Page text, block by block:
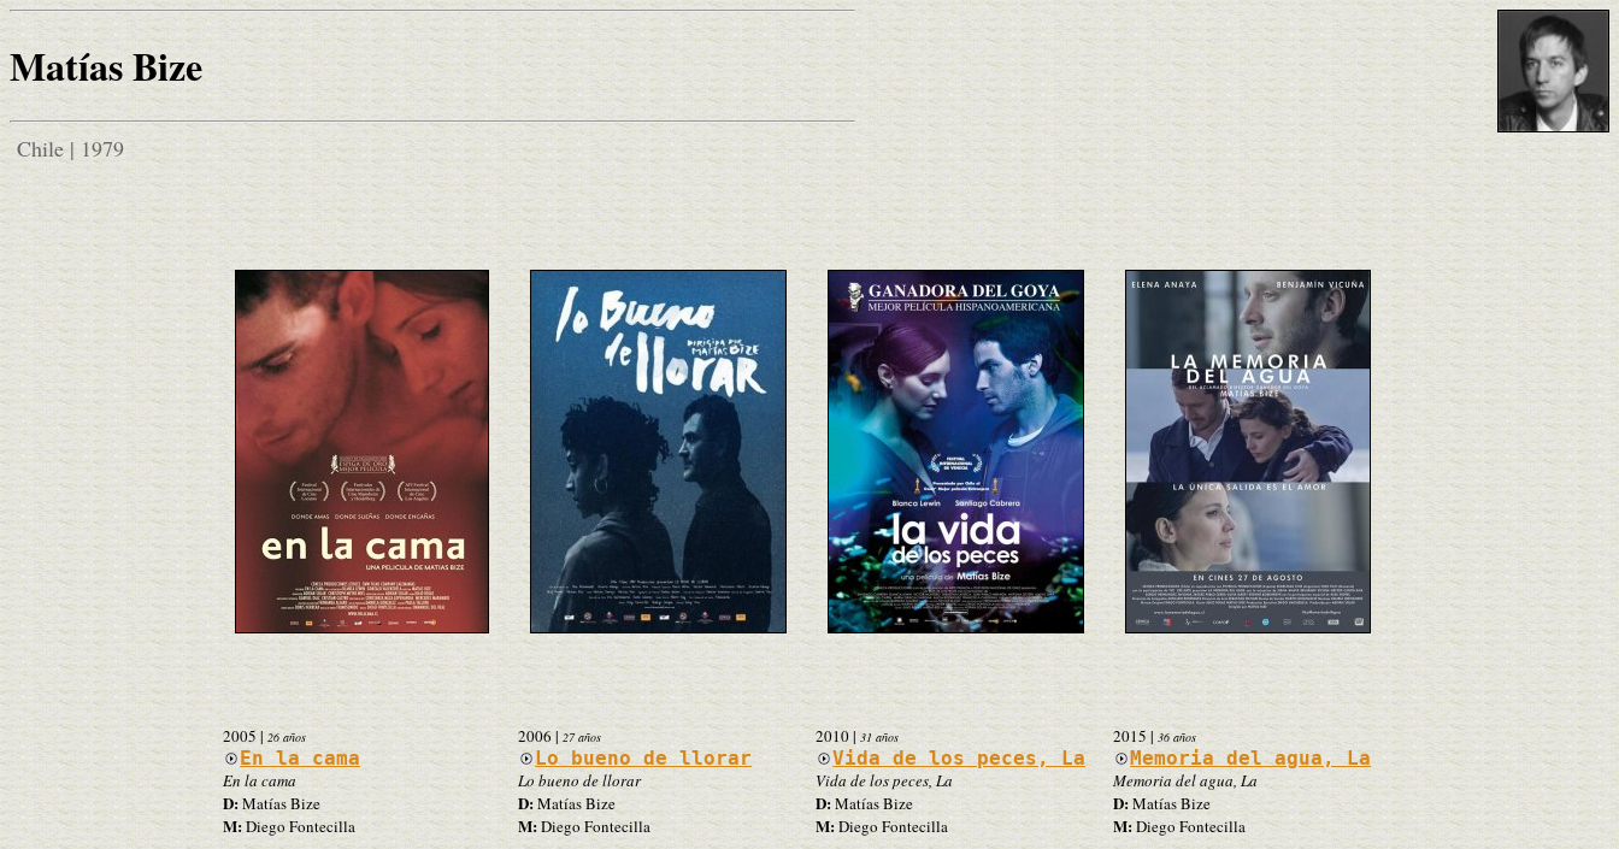
Matías Bize
Chile | 1979
2005 | 26 años
En la cama
En la cama
D:Matías Bize
M:Diego Fontecilla
2006|27 años
Lo bueno de llorar
Lo bueno de llorar
D: Matías Bize
M:Diego Fontecilla
2010| 31 años
Vida de los peces, La
Vida de los peces, La
D:Matías Bize
M:Diego Fontecilla
2015 | 36 años
Memoria del agua, La
Memoria del agua, La
D: Matías Bize
M: Diego Fontecilla